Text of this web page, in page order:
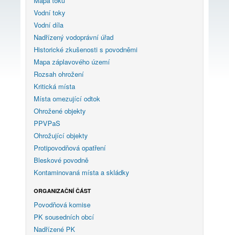
Vodní toky
Vodní díla
Nadřízený vodoprávní úřad
Historické zkušenosti s povodněmi
Mapa záplavového území
Rozsah ohrožení
Kritická místa
Místa omezující odtok
Ohrožené objekty
PPVPaS
Ohrožující objekty
Protipovodňová opatření
Bleskové povodně
Kontaminovaná místa a skládky
ORGANIZAČNÍ ČÁST
Povodňová komise
PK sousedních obcí
Nadřízené PK